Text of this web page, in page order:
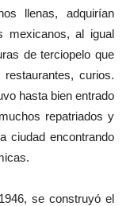
llenas, adquirían
mexicanos, al igual
de terciopelo que
curios.
hasta bien entrado
repatriados y
ciudad encontrando
se construyó el